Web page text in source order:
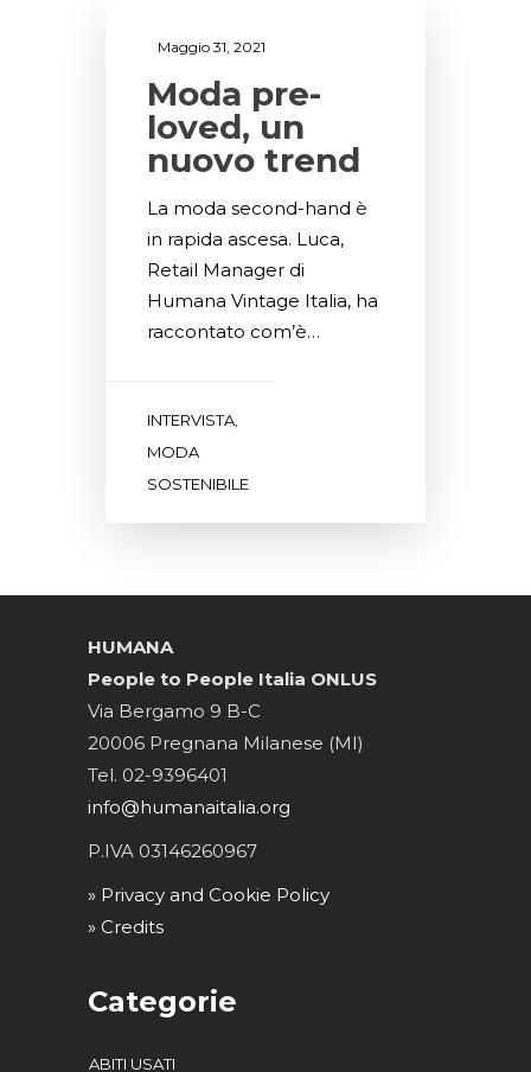
Maggio 31, 2021
Moda pre-
loved, un
nuovo trend
La moda second-hand è
in rapida ascesa. Luca,
Retail Manager di
Humana Vintage Italia, ha
raccontato com’è…
INTERVISTA,
MODA
SOSTENIBILE
HUMANA
People to People Italia ONLUS
Via Bergamo 9 B-C
20006 Pregnana Milanese (MI)
Tel. 02-9396401
info@humanaitalia.org
P.IVA 03146260967
» Privacy and Cookie Policy
» Credits
Categorie
ABITI USATI